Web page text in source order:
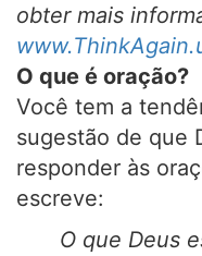
obter mais
O que é oração?
Você tem a
sugestão de que
responder às
escreve:
O que Deus